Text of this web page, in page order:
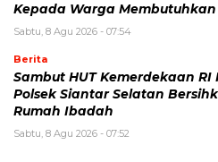
Kepada Warga Membutuhkan
Sabtu, 8 Agu 2026 - 07:54
Berita
Sambut HUT Kemerdekaan RI
Polsek Siantar Selatan
Rumah Ibadah
Sabtu, 8 Agu 2026 - 07:52